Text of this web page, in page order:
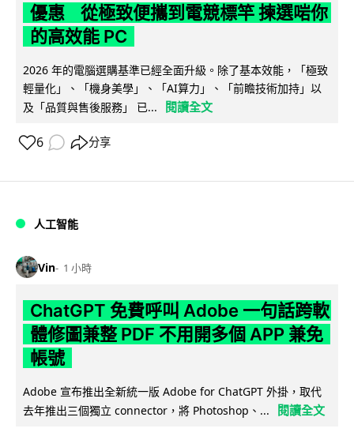
優惠 從極致便攜到電競標竿 揀選啱你
的高效能 PC
2026 年的電腦選購基準已經全面升級。除了基本效能，「極致
輕量化」、「機身美學」、「AI算力」、「前瞻技術加持」以
及「品質與售後服務」 已...
閱讀全文
6 分享
人工智能
Vin 1 小時
ChatGPT 免費呼叫 Adobe 一句話跨軟
體修圖兼整 PDF 不用開多個 APP 兼免
帳號
Adobe 宣布推出全新統一版 Adobe for ChatGPT 外掛，取代
去年推出三個獨立 connector，將 Photoshop、...
閱讀全文